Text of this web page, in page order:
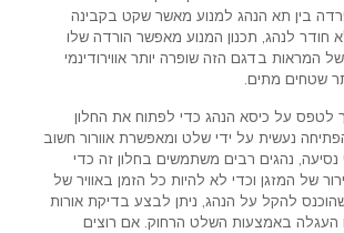
בין תא הנהג למנוע מאשר שקט בקבינה
חודר לנהג, תכנון המנוע מאפשר הורדה שלו
המראות בדגם הזה שופרה יותר אווירודינמי
שטחים מתים.
לטפס על כיסא הנהג כדי לפתוח את החלון
נעשית על ידי שלט ומאפשרת אוורור חשוב
נהגים רבים משתמשים בחלון זה כדי
של המזגן וכדי לא להיות כל הזמן באוויר של
להקל על הנהג, ניתן לבצע בדיקת אורות
העגלה באמצעות השלט הרחוק. אם רוצים